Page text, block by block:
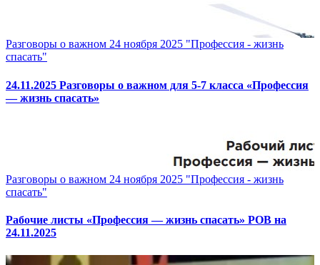
Разговоры о важном 24 ноября 2025 "Профессия - жизнь
спасать"
24.11.2025 Разговоры о важном для 5-7 класса «Профессия
— жизнь спасать»
Разговоры о важном 24 ноября 2025 "Профессия - жизнь
спасать"
Рабочие листы «Профессия — жизнь спасать» РОВ на
24.11.2025